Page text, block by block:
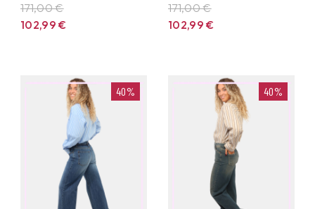
171,00 €
102,99€
171,00 €
102,99€
40% 40%